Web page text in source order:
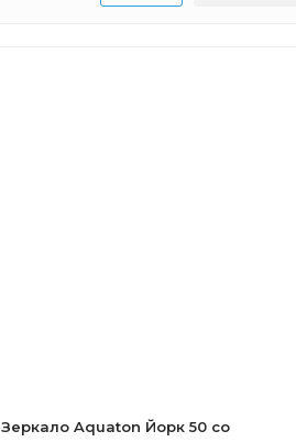
Зеркало Aquaton Йорк 50 со